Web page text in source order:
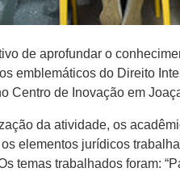
de aprofundar o
emblemáticos do Direito
Centro de Inovação em
da atividade, os
elementos jurídicos
temas trabalhados foram: